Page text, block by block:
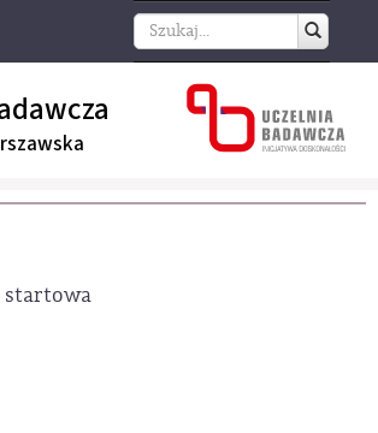
startowa